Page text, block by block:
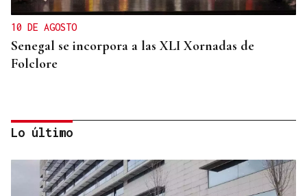
10 DE AGOSTO
Senegal se incorpora a las XLI Xornadas de
Folclore
Lo último